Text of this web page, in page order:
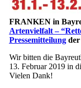
FRANKEN in
Artenvielfalt –
Pressemitteilungder
Wir bitten die
13. Februar 2019 in
Vielen Dank!